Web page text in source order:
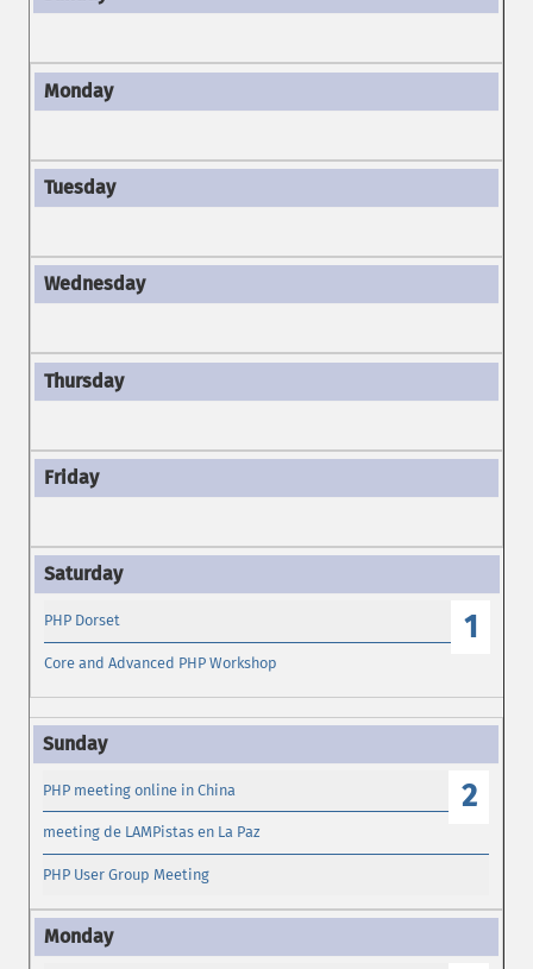
1
PHP Dorset
Core and Advanced PHP Workshop
2
PHP meeting online in China
meeting de LAMPistas en La Paz
PHP User Group Meeting